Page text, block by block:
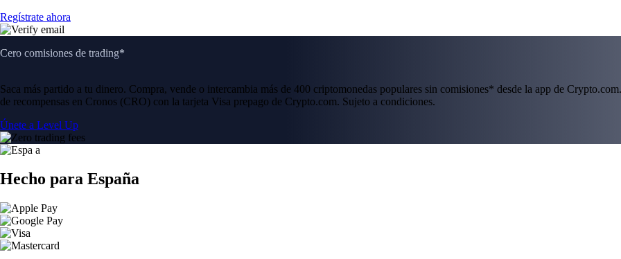
Regístrate ahora
Cero comisiones de trading*
Saca más partido a tu dinero. Compra, vende o intercambia más de 400 criptomonedas populares sin comisiones* desde la app de
de recompensas en Cronos (CRO) con la tarjeta Visa prepago de Crypto.com. Sujeto a condiciones.
Únete a Level Up
Hecho para España